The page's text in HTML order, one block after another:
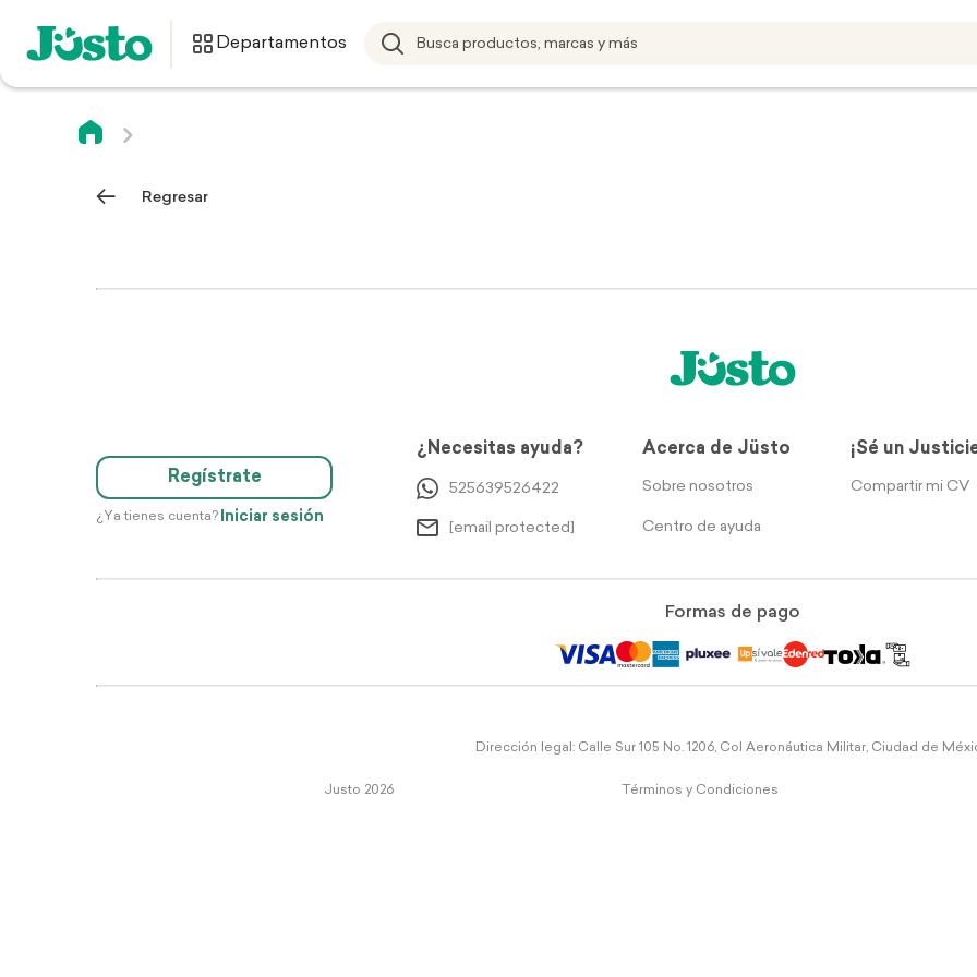
Departamentos
Regresar
Regístrate
¿Ya tienes cuenta? Iniciar sesión
¿Necesitas ayuda?
525639526422
[email protected]
Acerca de Jüsto
Sobre nosotros
Centro de ayuda
¡Sé un
Compartir mi CV
Formas de pago
Dirección legal: Calle Sur 105 No. 1206, Col Aeronáutica Militar, Ciudad de
Justo 2026 Términos y Condiciones